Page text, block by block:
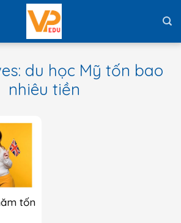
du học Mỹ tốn bao
nhiêu tiền
tốn